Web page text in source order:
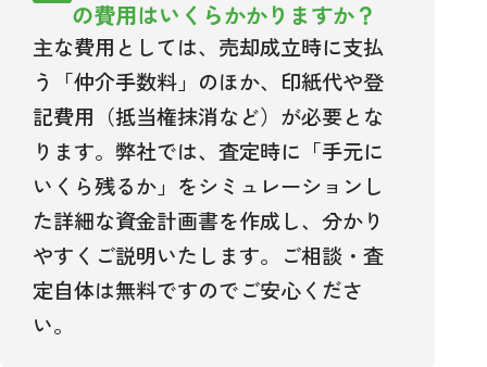
の費用はいくらかかりますか？
主な費用としては、売却成立時に支払
う「仲介手数料」のほか、印紙代や登
記費用（抵当権抹消など）が必要とな
ります。弊社では、査定時に「手元に
いくら残るか」をシミュレーションし
た詳細な資金計画書を作成し、分かり
やすくご説明いたします。ご相談・査
定自体は無料ですのでご安心くださ
い。